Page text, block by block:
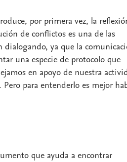
por primera vez, la
de conflictos es una de las
dialogando, ya que la
una especie de protocolo que
en apoyo de nuestra
para entenderlo es mejor
que ayuda a encontrar